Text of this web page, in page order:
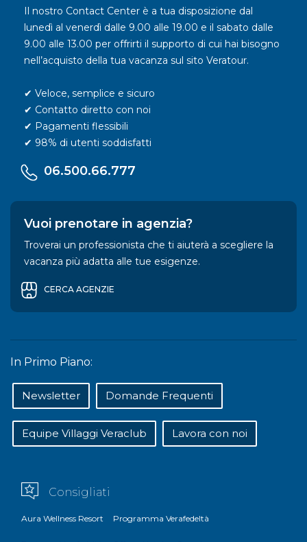
Il nostro Contact Center è a tua disposizione dal
lunedì al venerdì dalle 9.00 alle 19.00 e il sabato dalle
9.00 alle 13.00 per offrirti il supporto di cui hai bisogno
nell’acquisto della tua vacanza sul sito Veratour.
✔ Veloce, semplice e sicuro
✔ Contatto diretto con noi
✔ Pagamenti flessibili
✔ 98% di utenti soddisfatti
06.500.66.777
Vuoi prenotare in agenzia?
Troverai un professionista che ti aiuterà a scegliere la
vacanza più adatta alle tue esigenze.
CERCA AGENZIE
In Primo Piano:
Newsletter Domande Frequenti
Equipe Villaggi Veraclub Lavora con noi
Consigliati
Aura Wellness Resort Programma Verafedeltà